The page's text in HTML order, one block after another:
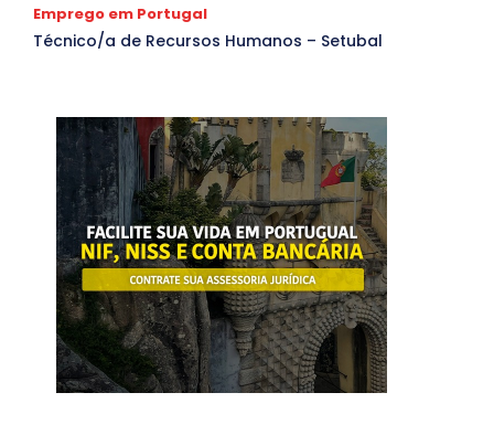
Emprego em Portugal
Técnico/a de Recursos Humanos – Setubal